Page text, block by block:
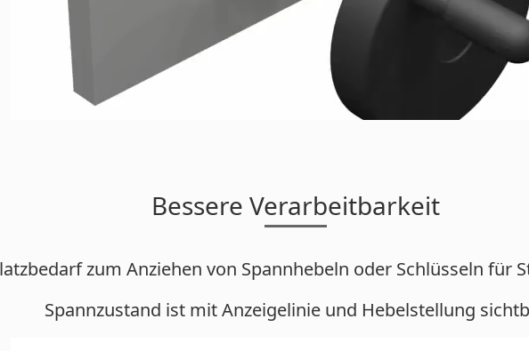
Bessere Verarbeitbarkeit
zum Anziehen von Spannhebeln oder Schlüsseln für
Spannzustand ist mit Anzeigelinie und Hebelstellung